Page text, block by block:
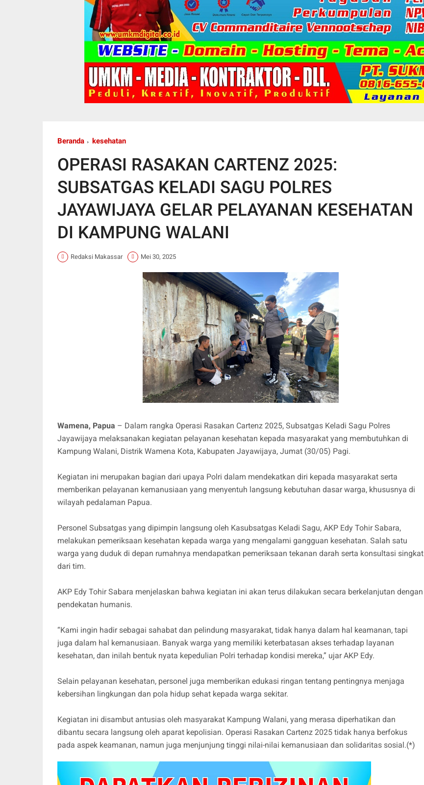
Beranda kesehatan
OPERASI RASAKAN CARTENZ 2025:
SUBSATGAS KELADI SAGU POLRES
JAYAWIJAYA GELAR PELAYANAN KESEHATAN
DI KAMPUNG WALANI
Redaksi Makassar Mei 30, 2025
Wamena, Papua – Dalam rangka Operasi Rasakan Cartenz 2025, Subsatgas Keladi Sagu Polres
Jayawijaya melaksanakan kegiatan pelayanan kesehatan kepada masyarakat yang membutuhkan di
Kampung Walani, Distrik Wamena Kota, Kabupaten Jayawijaya, Jumat (30/05) Pagi.
Kegiatan ini merupakan bagian dari upaya Polri dalam mendekatkan diri kepada masyarakat serta
memberikan pelayanan kemanusiaan yang menyentuh langsung kebutuhan dasar warga, khususnya di
wilayah pedalaman Papua.
Personel Subsatgas yang dipimpin langsung oleh Kasubsatgas Keladi Sagu, AKP Edy Tohir Sabara,
melakukan pemeriksaan kesehatan kepada warga yang mengalami gangguan kesehatan. Salah satu
warga yang duduk di depan rumahnya mendapatkan pemeriksaan tekanan darah serta konsultasi singkat
dari tim.
AKP Edy Tohir Sabara menjelaskan bahwa kegiatan ini akan terus dilakukan secara berkelanjutan dengan
pendekatan humanis.
“Kami ingin hadir sebagai sahabat dan pelindung masyarakat, tidak hanya dalam hal keamanan, tapi
juga dalam hal kemanusiaan. Banyak warga yang memiliki keterbatasan akses terhadap layanan
kesehatan, dan inilah bentuk nyata kepedulian Polri terhadap kondisi mereka,” ujar AKP Edy.
Selain pelayanan kesehatan, personel juga memberikan edukasi ringan tentang pentingnya menjaga
kebersihan lingkungan dan pola hidup sehat kepada warga sekitar.
Kegiatan ini disambut antusias oleh masyarakat Kampung Walani, yang merasa diperhatikan dan
dibantu secara langsung oleh aparat kepolisian. Operasi Rasakan Cartenz 2025 tidak hanya berfokus
pada aspek keamanan, namun juga menjunjung tinggi nilai-nilai kemanusiaan dan solidaritas sosial.(*)